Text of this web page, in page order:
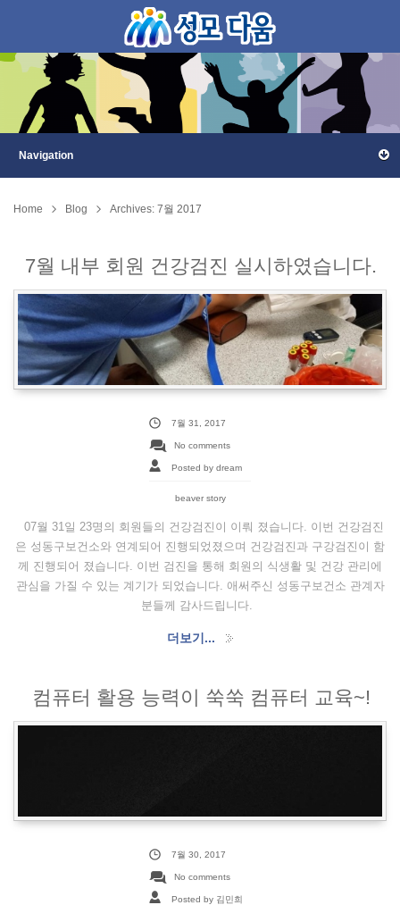
Home Blog Archives: 7월 2017
7월 내부 회원 건강검진 실시하였습니다.
7월 31, 2017
No comments
Posted by dream
beaver story
07월 31일 23명의 회원들의 건강검진이 이뤄 졌습니다. 이번 건강검진
은 성동구보건소와 연계되어 진행되었졌으며 건강검진과 구강검진이 함
께 진행되어 졌습니다. 이번 검진을 통해 회원의 식생활 및 건강 관리에
관심을 가질 수 있는 계기가 되었습니다. 애써주신 성동구보건소 관계자
분들께 감사드립니다.
더보기...
컴퓨터 활용 능력이 쑥쑥 컴퓨터 교육~!
7월 30, 2017
No comments
Posted by 김민희